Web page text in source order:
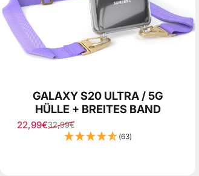
GALAXY S20 ULTRA / 5G
HÜLLE + BREITES BAND
Sale price
22,99€
Regular price
32,99€
(63)